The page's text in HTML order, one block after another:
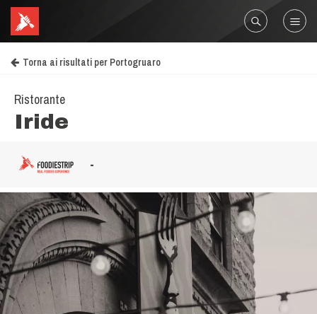
Torna ai risultati per Portogruaro
Ristorante
Iride
-